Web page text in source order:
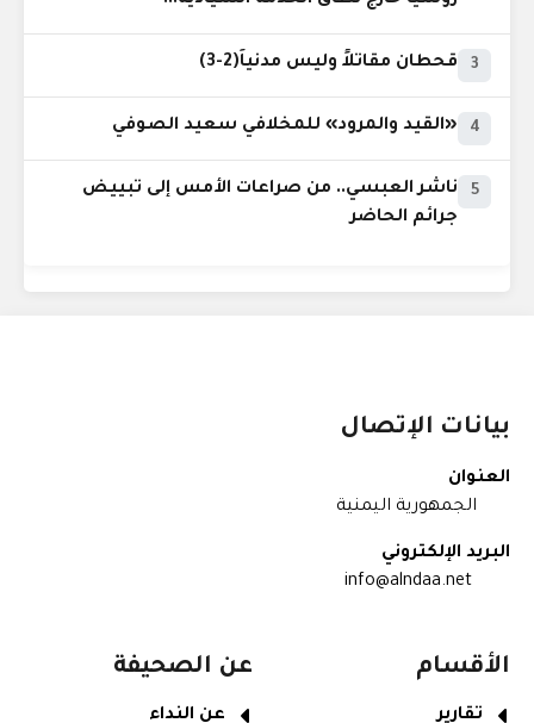
3 قحطان مقاتلاً وليس مدنياً(2-3)
4 «القيد والمرود» للمخلافي سعيد الصوفي
5
ناشر العبسي.. من صراعات الأمس إلى تبييض
جرائم الحاضر
بيانات الإتصال
العنوان
الجمهورية اليمنية
البريد الإلكتروني
info@alndaa.net
الأقسام
تقارير
عن الصحيفة
عن النداء